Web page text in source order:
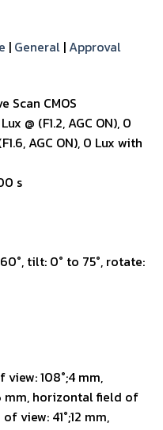
| General |Approval
Scan CMOS
@ (F1.2, AGC ON), 0
AGC ON), 0 Lux with
s
tilt: 0° to 75°, rotate:
108°;4 mm,
mm, horizontal field of
view: 41°;12 mm,